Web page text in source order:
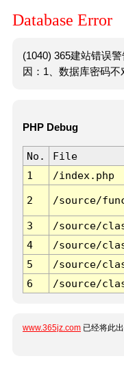
Database Error
(1040) 365建站错误
因：1、数据库密码不
PHP Debug
No. File
1
/index.php
2 /source/
3 /source/
4
/source/
5
/source/
6
/source/
www.365jz.com 已经将此